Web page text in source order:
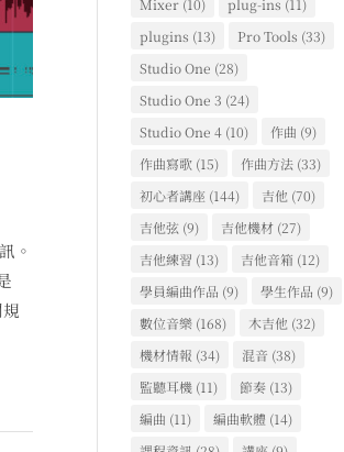
。
plugins (13) Pro Tools (33)
Studio One (28)
Studio One 3 (24)
Studio One 4 (10) 作曲 (9)
作曲寫歌 (15) 作曲方法 (33)
初心者講座 (144) 吉他 (70)
吉他弦 (9) 吉他機材 (27)
吉他練習 (13) 吉他音箱 (12)
學員編曲作品 (9) 學生作品 (9)
數位音樂 (168) 木吉他 (32)
機材情報 (34) 混音 (38)
監聽耳機 (11) 節奏 (13)
編曲 (11) 編曲軟體 (14)